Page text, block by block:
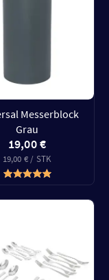
Messerblock
Grau
19,00 €
19,00 € / STK